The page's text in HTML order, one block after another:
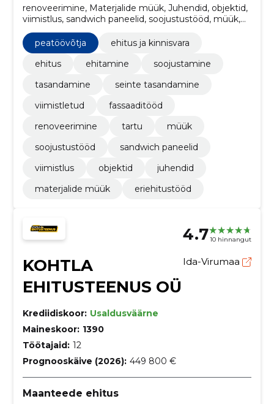
renoveerimine, Materjalide müük, Juhendid, objektid,
viimistlus, sandwich paneelid, soojustustööd, müük,
Tartu, fassaaditööd
peatöövõtja
ehitus ja kinnisvara
ehitus
ehitamine
soojustamine
tasandamine
seinte tasandamine
viimistletud
fassaaditööd
renoveerimine
tartu
müük
soojustustööd
sandwich paneelid
viimistlus
objektid
juhendid
materjalide müük
eriehitustööd
4.710 hinnangut
KOHTLA
EHITUSTEENUS OÜ
Ida-Virumaa
Krediidiskoor: Usaldusväärne
Maineskoor: 1390
Töötajaid: 12
Prognooskäive (2026): 449 800 €
Maanteede ehitus